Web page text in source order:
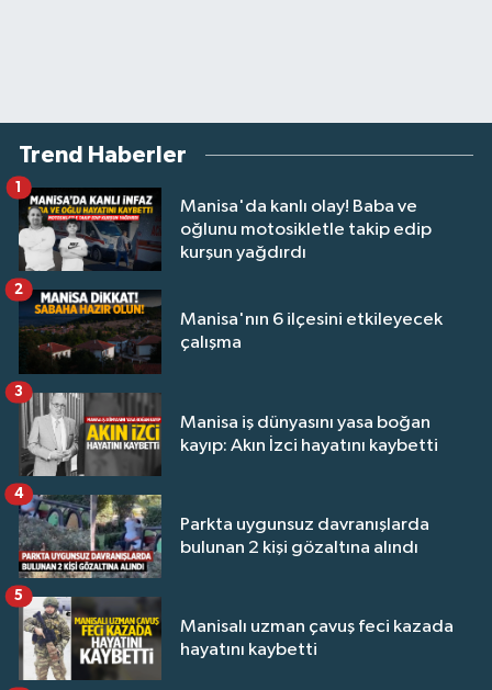
Trend Haberler
Manisa'da kanlı olay! Baba ve
oğlunu motosikletle takip edip
kurşun yağdırdı
1
Manisa'nın 6 ilçesini etkileyecek
çalışma
2
Manisa iş dünyasını yasa boğan
kayıp: Akın İzci hayatını kaybetti
3
Parkta uygunsuz davranışlarda
bulunan 2 kişi gözaltına alındı
4
Manisalı uzman çavuş feci kazada
hayatını kaybetti
5